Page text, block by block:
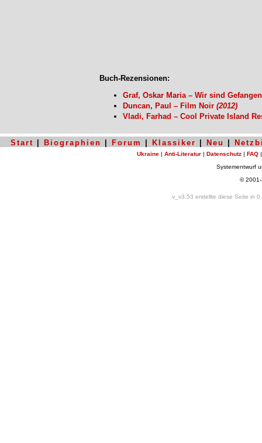
Buch-Rezensionen:
Graf, Oskar Maria – Wir sind
Duncan, Paul – Film Noir (2012)
Vladi, Farhad – Cool Private Island
Start Biographien Forum Klassiker Neu
Ukraine | Anti-Literatur | Datenschutz | FAQ
Systementwurf
©
v_v3.53 erstellte diese Seite in